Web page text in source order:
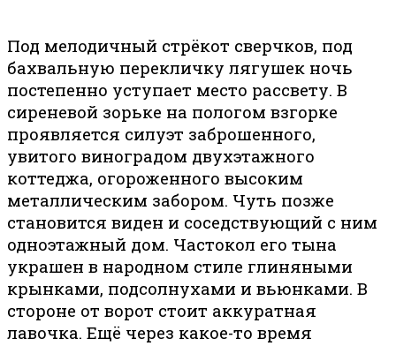
Под мелодичный стрёкот сверчков, под
бахвальную перекличку лягушек ночь
постепенно уступает место рассвету. В
сиреневой зорьке на пологом взгорке
проявляется силуэт заброшенного,
увитого виноградом двухэтажного
коттеджа, огороженного высоким
металлическим забором. Чуть позже
становится виден и соседствующий с ним
одноэтажный дом. Частокол его тына
украшен в народном стиле глиняными
крынками, подсолнухами и вьюнками. В
стороне от ворот стоит аккуратная
лавочка. Ещё через какое-то время